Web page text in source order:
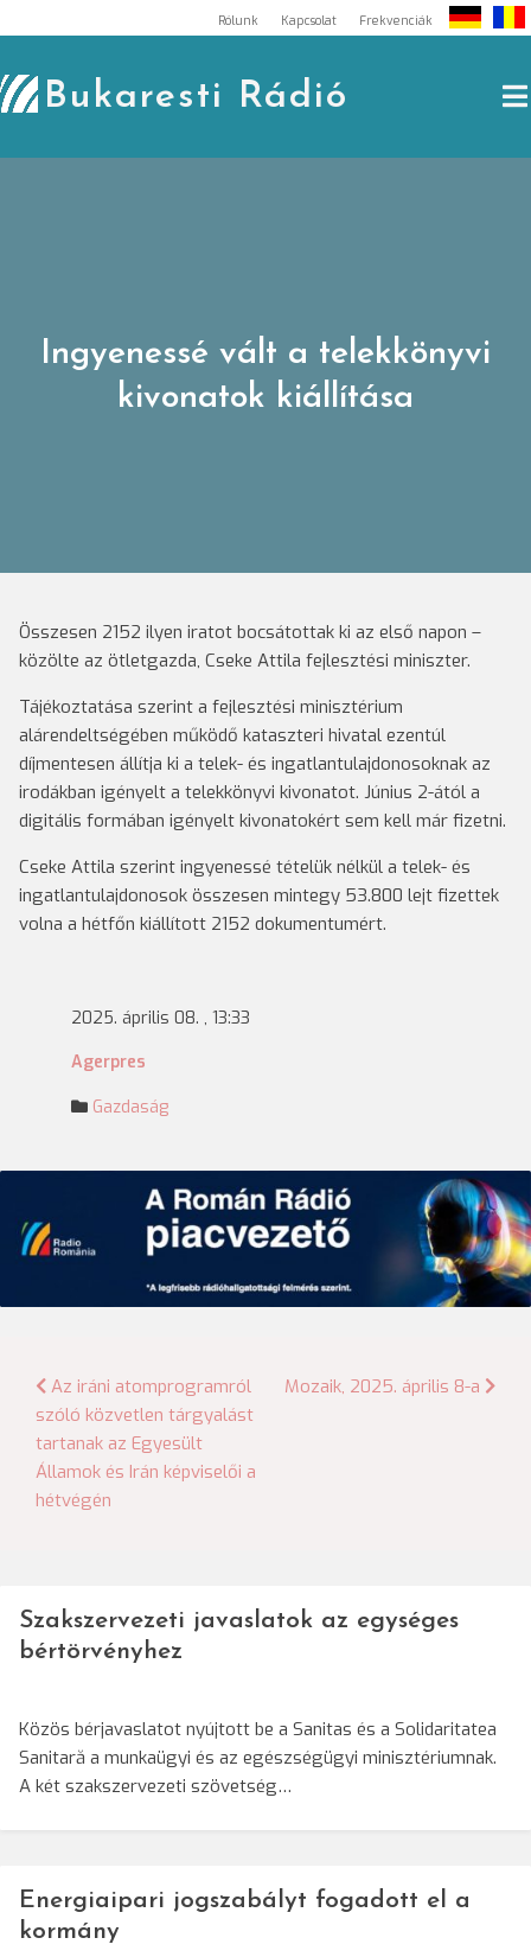
to
content
Rólunk Kapcsolat Frekvenciák
Bukaresti Rádió
Ingyenessé vált a telekkönyvi
kivonatok kiállítása
Összesen 2152 ilyen iratot bocsátottak ki az első napon –
közölte az ötletgazda, Cseke Attila fejlesztési miniszter.
Tájékoztatása szerint a fejlesztési minisztérium
alárendeltségében működő kataszteri hivatal ezentúl
díjmentesen állítja ki a telek- és ingatlantulajdonosoknak az
irodákban igényelt a telekkönyvi kivonatot. Június 2-ától a
digitális formában igényelt kivonatokért sem kell már fizetni.
Cseke Attila szerint ingyenessé tételük nélkül a telek- és
ingatlantulajdonosok összesen mintegy 53.800 lejt fizettek
volna a hétfőn kiállított 2152 dokumentumért.
2025. április 08. , 13:33
Agerpres
Gazdaság
Bejegyzés
navigáció
Az iráni atomprogramról
szóló közvetlen tárgyalást
tartanak az Egyesült
Államok és Irán képviselői a
hétvégén
Mozaik, 2025. április 8-a
Szakszervezeti javaslatok az egységes
bértörvényhez
Közös bérjavaslatot nyújtott be a Sanitas és a Solidaritatea
Sanitară a munkaügyi és az egészségügyi minisztériumnak.
A két szakszervezeti szövetség…
Energiaipari jogszabályt fogadott el a
kormány